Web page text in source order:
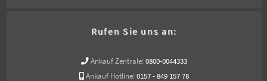
Rufen Sie uns an:
Ankauf Zentrale: 0800-0044333
Ankauf Hotline: 0157 - 849 157 78